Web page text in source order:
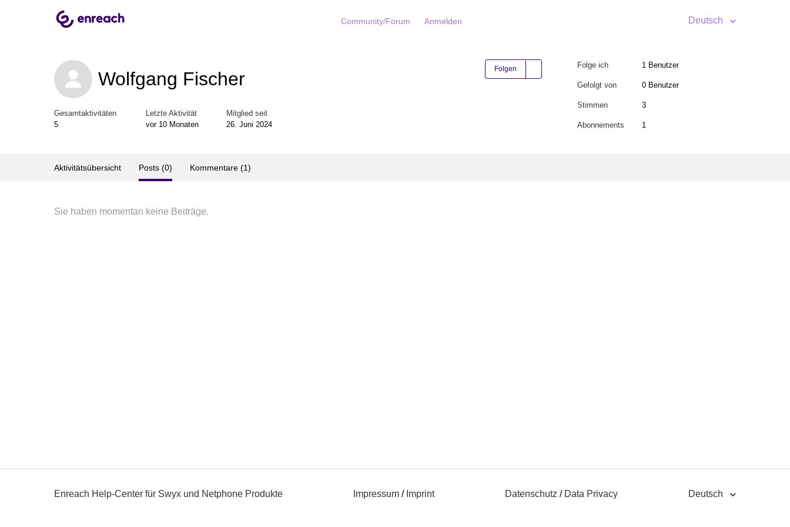
Community/Forum Anmelden Deutsch
Wolfgang Fischer Folgen
Gesamtaktivitäten
5
Letzte Aktivität
vor 10 Monaten
Mitglied seit
26. Juni 2024
Folge ich 1 Benutzer
Gefolgt von 0 Benutzer
Stimmen 3
Abonnements 1
Aktivitätsübersicht Posts (0) Kommentare (1)
Sie haben momentan keine Beiträge.
Enreach Help-Center für Swyx und Netphone Produkte Impressum / Imprint Datenschutz / Data Privacy Deutsch